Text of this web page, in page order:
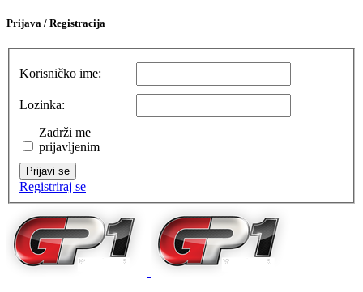
Prijava / Registracija
Korisničko ime:
Lozinka:
Zadrži me
prijavljenim
Prijavi se
Registriraj se